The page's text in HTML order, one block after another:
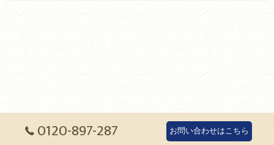
0120-897-287 お問い合わせはこちら